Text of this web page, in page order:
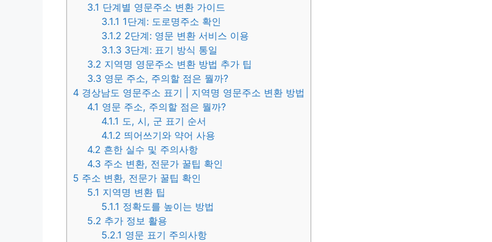
3.1 단계별 영문주소 변환 가이드
3.1.1 1단계: 도로명주소 확인
3.1.2 2단계: 영문 변환 서비스 이용
3.1.3 3단계: 표기 방식 통일
3.2 지역명 영문주소 변환 방법 추가 팁
3.3 영문 주소, 주의할 점은 뭘까?
4 경상남도 영문주소 표기 | 지역명 영문주소 변환 방법
4.1 영문 주소, 주의할 점은 뭘까?
4.1.1 도, 시, 군 표기 순서
4.1.2 띄어쓰기와 약어 사용
4.2 흔한 실수 및 주의사항
4.3 주소 변환, 전문가 꿀팁 확인
5 주소 변환, 전문가 꿀팁 확인
5.1 지역명 변환 팁
5.1.1 정확도를 높이는 방법
5.2 추가 정보 활용
5.2.1 영문 표기 주의사항